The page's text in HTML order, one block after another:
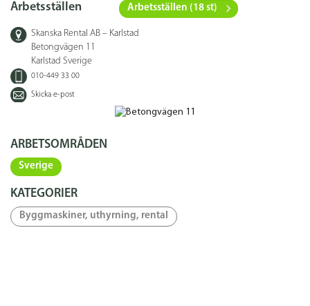
kundcenter: www.rental.se
Arbetsställen
Arbetsställen (18 st)
Skanska Rental AB – Karlstad
Betongvägen 11
Karlstad Sverige
010-449 33 00
Skicka e-post
ARBETSOMRÅDEN
Sverige
KATEGORIER
Byggmaskiner, uthyrning, rental